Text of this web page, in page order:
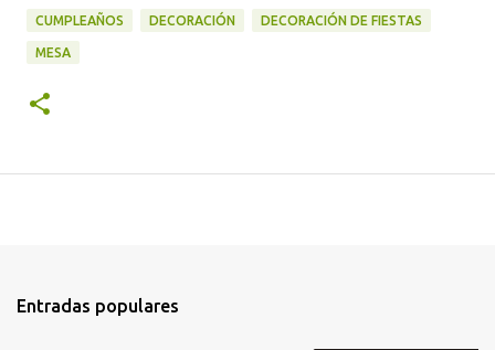
CUMPLEAÑOS DECORACIÓN DECORACIÓN DE FIESTAS
MESA
Entradas populares